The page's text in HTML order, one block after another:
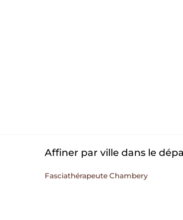
Affiner par ville dans le
Fasciathérapeute Chambery